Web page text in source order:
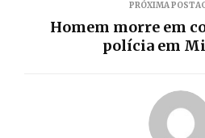
PRÓXIMA
Homem morre em
polícia em